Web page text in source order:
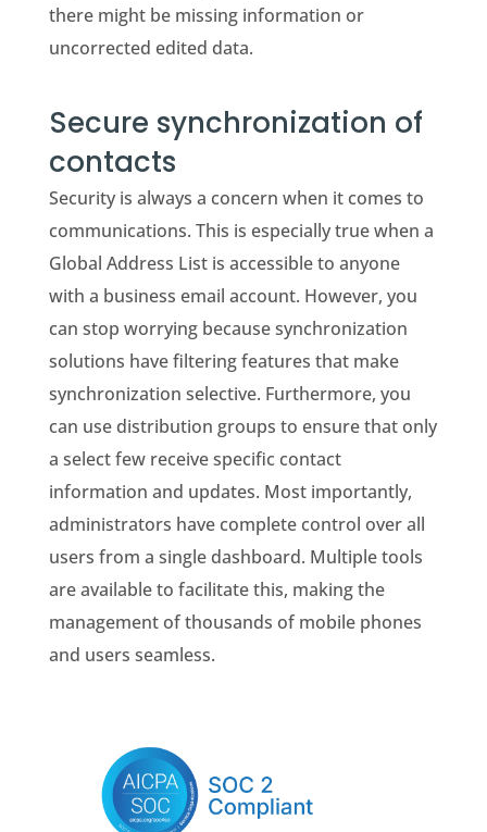
there might be missing information or
uncorrected edited data.
Secure synchronization of
contacts
Security is always a concern when it comes to
communications. This is especially true when a
Global Address List is accessible to anyone
with a business email account. However, you
can stop worrying because synchronization
solutions have filtering features that make
synchronization selective. Furthermore, you
can use distribution groups to ensure that only
a select few receive specific contact
information and updates. Most importantly,
administrators have complete control over all
users from a single dashboard. Multiple tools
are available to facilitate this, making the
management of thousands of mobile phones
and users seamless.